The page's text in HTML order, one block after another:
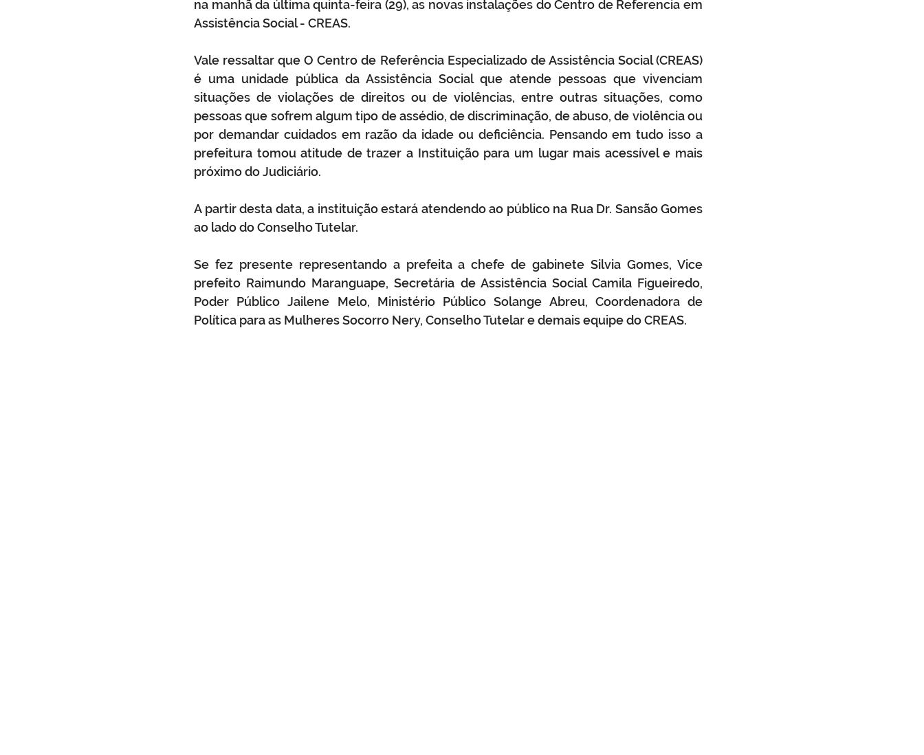
na manhã da última quinta-feira (29), as novas instalações do Centro de Referencia em
Assistência Social - CREAS.
Vale ressaltar que O Centro de Referência Especializado de Assistência Social (CREAS)
é uma unidade pública da Assistência Social que atende pessoas que vivenciam
situações de violações de direitos ou de violências, entre outras situações, como
pessoas que sofrem algum tipo de assédio, de discriminação, de abuso, de violência ou
por demandar cuidados em razão da idade ou deficiência. Pensando em tudo isso a
prefeitura tomou atitude de trazer a Instituição para um lugar mais acessível e mais
próximo do Judiciário.
A partir desta data, a instituição estará atendendo ao público na Rua Dr. Sansão Gomes
ao lado do Conselho Tutelar.
Se fez presente representando a prefeita a chefe de gabinete Silvia Gomes, Vice
prefeito Raimundo Maranguape, Secretária de Assistência Social Camila Figueiredo,
Poder Público Jailene Melo, Ministério Público Solange Abreu, Coordenadora de
Política para as Mulheres Socorro Nery, Conselho Tutelar e demais equipe do CREAS.